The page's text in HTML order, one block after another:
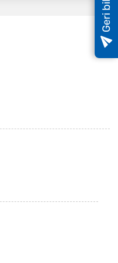
mükemmel
Wi-Fi,